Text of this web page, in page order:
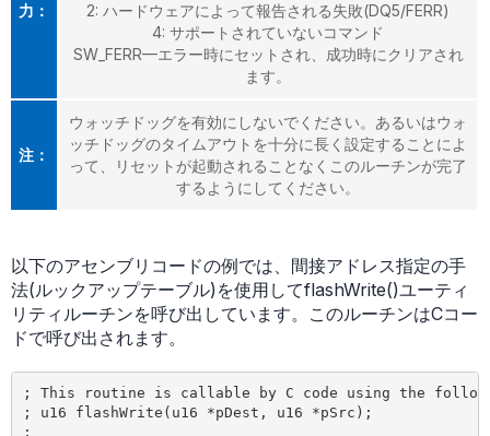
力：
2: ハードウェアによって報告される失敗(DQ5/FERR)
4: サポートされていないコマンド
SW_FERR—エラー時にセットされ、成功時にクリアされ
ます。
注：
ウォッチドッグを有効にしないでください。あるいはウォ
ッチドッグのタイムアウトを十分に長く設定することによ
って、リセットが起動されることなくこのルーチンが完了
するようにしてください。
以下のアセンブリコードの例では、間接アドレス指定の手
法(ルックアップテーブル)を使用してflashWrite()ユーティ
リティルーチンを呼び出しています。このルーチンはCコー
ドで呼び出されます。
; This routine is callable by C code using the
; u16 flashWrite(u16 *pDest, u16 *pSrc);
;